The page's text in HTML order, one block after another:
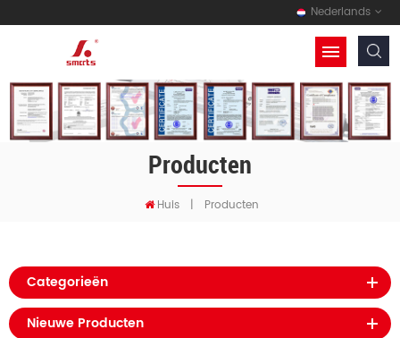
Nederlands
Producten
Huis | Producten
Categorieën
Nieuwe Producten